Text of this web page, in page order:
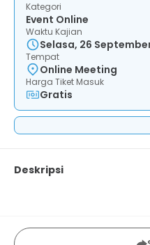
Kategori
Event Online
Waktu Kajian
Selasa, 26
Tempat
Online Meeting
Harga Tiket Masuk
Gratis
Deskripsi